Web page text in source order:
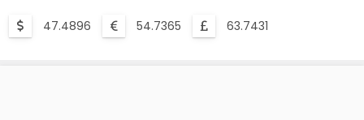
47.4896 54.7365 63.7431